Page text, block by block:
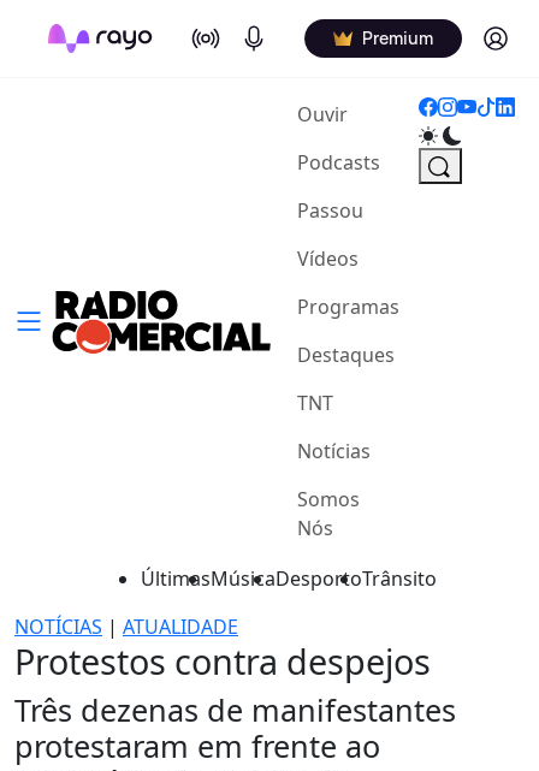
On Air Podcasts Premium Log in
Ouvir(current)
Podcasts
Passou
Vídeos
Programas
Destaques
TNT
Notícias
Somos
Nós
ÚltimasMúsicaDesportoTrânsito
NOTÍCIAS | ATUALIDADE
Protestos contra despejos
Três dezenas de manifestantes
protestaram em frente ao